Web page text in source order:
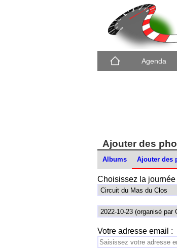
Agenda
Ajouter des
Albums Ajouter des
Choisissez la journée
Votre adresse email :